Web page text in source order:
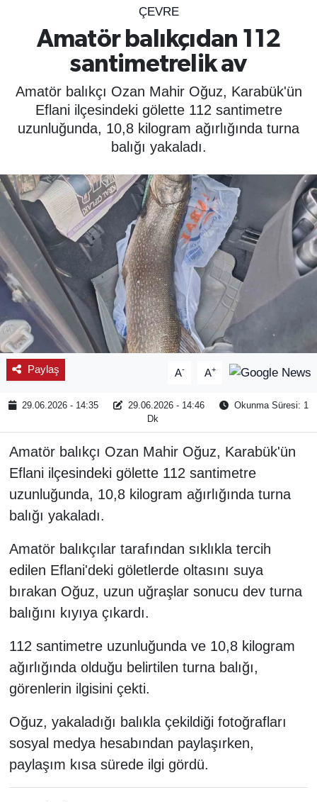
ÇEVRE
Amatör balıkçıdan 112
santimetrelik av
Amatör balıkçı Ozan Mahir Oğuz, Karabük'ün
Eflani ilçesindeki gölette 112 santimetre
uzunluğunda, 10,8 kilogram ağırlığında turna
balığı yakaladı.
Paylaş A- A+
29.06.2026 - 14:35 29.06.2026 - 14:46
Okunma Süresi: 1
Dk
Amatör balıkçı Ozan Mahir Oğuz, Karabük'ün
Eflani ilçesindeki gölette 112 santimetre
uzunluğunda, 10,8 kilogram ağırlığında turna
balığı yakaladı.
Amatör balıkçılar tarafından sıklıkla tercih
edilen Eflani'deki göletlerde oltasını suya
bırakan Oğuz, uzun uğraşlar sonucu dev turna
balığını kıyıya çıkardı.
112 santimetre uzunluğunda ve 10,8 kilogram
ağırlığında olduğu belirtilen turna balığı,
görenlerin ilgisini çekti.
Oğuz, yakaladığı balıkla çekildiği fotoğrafları
sosyal medya hesabından paylaşırken,
paylaşım kısa sürede ilgi gördü.
ÇEVRE
YAŞAM
BİLİM - TEKNOLOJİ
KÜLTÜR SANAT
MAGAZİN